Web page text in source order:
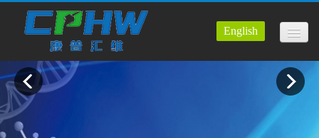
English
康普首页
走进我们
产品展示